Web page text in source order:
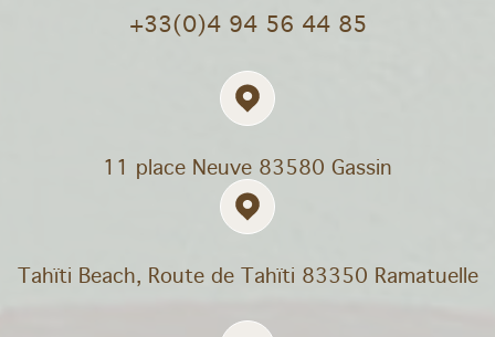
+33(0)4 94 56 44 85
11 place Neuve 83580 Gassin
Tahïti Beach, Route de Tahïti 83350 Ramatuelle